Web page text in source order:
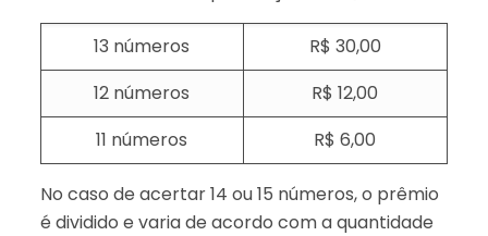
13 números
R$ 30,00
12 números
R$ 12,00
11 números
R$ 6,00
No caso de acertar 14 ou 15 números, o prêmio
é dividido e varia de acordo com a quantidade